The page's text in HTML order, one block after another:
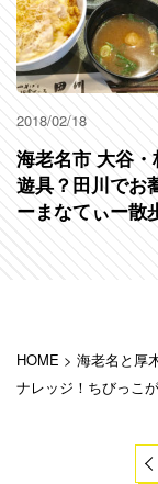
2018/02/18
海老名市 大谷
遊具？田川でお
ーまなてぃー散
HOME > 海老名と厚
ナレッジ！ちびっこ